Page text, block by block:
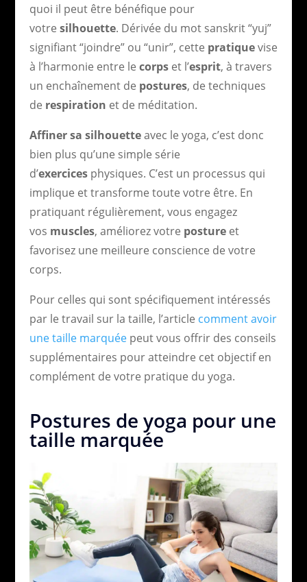
quoi il peut être bénéfique pour
votre silhouette. Dérivée du mot sanskrit “yuj”
signifiant “joindre” ou “unir”, cette pratiquevise
à l’harmonie entre le corpset l’esprit, à travers
un enchaînement de postures, de techniques
de respiration et de méditation.
Affiner sa silhouetteavec le yoga, c’est donc
bien plus qu’une simple série
d’exercicesphysiques. C’est un processus qui
implique et transforme toute votre être. En
pratiquant régulièrement, vous engagez
vos muscles, améliorez votre postureet
favorisez une meilleure conscience de votre
corps.
Pour celles qui sont spécifiquement intéressés
par le travail sur la taille, l’article comment avoir
une taille marquéepeut vous offrir des conseils
supplémentaires pour atteindre cet objectif en
complément de votre pratique du yoga.
Postures de yoga pour une
taille marquée